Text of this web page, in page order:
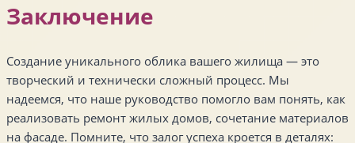
Заключение
Создание уникального облика вашего жилища — это
творческий и технически сложный процесс. Мы
надеемся, что наше руководство помогло вам понять, как
реализовать ремонт жилых домов, сочетание материалов
на фасаде. Помните, что залог успеха кроется в деталях: